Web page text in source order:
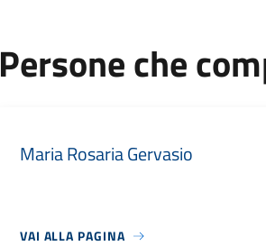
Persone che
Maria Rosaria Gervasio
VAI ALLA PAGINA